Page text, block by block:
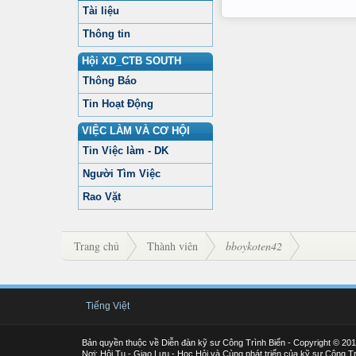
Tài liệu
Thông tin
Hội XD_CTB SOUTH
Thông Báo
Tin Hoạt Động
VIỆC LÀM VÀ CƠ HỘI
Tin Việc làm - DK
Người Tìm Việc
Rao Vặt
Trang chủ Thành viên bboykoten42
Tiếng Việt
Bản quyền thuộc về Diễn đàn kỹ sư Công Trình Biển - Copyright ©
Nơi: Hội Tụ - Giao Lưu - Học Hỏi và Cùng phát triển của kỹ sư Công